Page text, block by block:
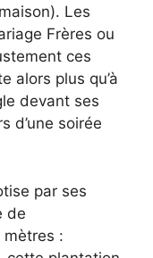
Les
Frères ou
ces
alors plus qu’à
devant ses
d’une soirée
par ses
de
mètres :